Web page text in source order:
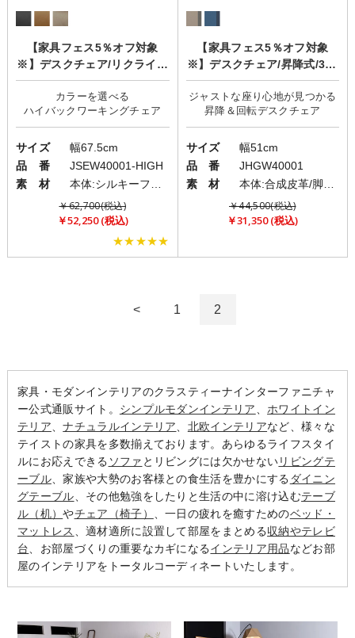
【家具フェス5％オフ対象
※】デスクチェア/リクライニ
ング「Glant(グラント)」
カラーを選べる
サイズ
幅67.5cm
品 番
JSEW40001-HIGH
素 材
本体:シルキーファイバー/ベース:アルミニウム
￥62,700(税込)
￥52,250 (税込)
★★★★★
【家具フェス5％オフ対象
※】デスクチェア/昇降式/360
度回転機能「STRATA(ストラ
ータ)」
ジャストな座り心地が見つかる
サイズ
幅51cm
品 番
JHGW40001
素 材
本体:合成皮革/脚部:スチール
￥44,500(税込)
￥31,350 (税込)
< 1 2
家具・モダンインテリアのクラスティーナインターファニチャ
ー公式通販サイト。 シンプルモダンインテリア
ホワイトイン
テリア 、ナチュラルインテリア 北欧インテリアなど、様々な
テイストの家具を多数揃えております。あらゆるライフスタイ
ルにお応えできる ソファ とリビングには欠かせないリビングテ
ーブル、家族や大勢のお客様との食生活を豊かにする ダイニン
グテーブル 、その他勉強をしたりと生活の中に溶け込むテーブ
ル（机）やチェア（椅子） 、一日の疲れを癒すためのベッド・
マットレス
、適材適所に設置して部屋をまとめる収納やテレビ
台 、お部屋づくりの重要なカギになるインテリア用品などお部
屋のインテリアをトータルコーディネートいたします。